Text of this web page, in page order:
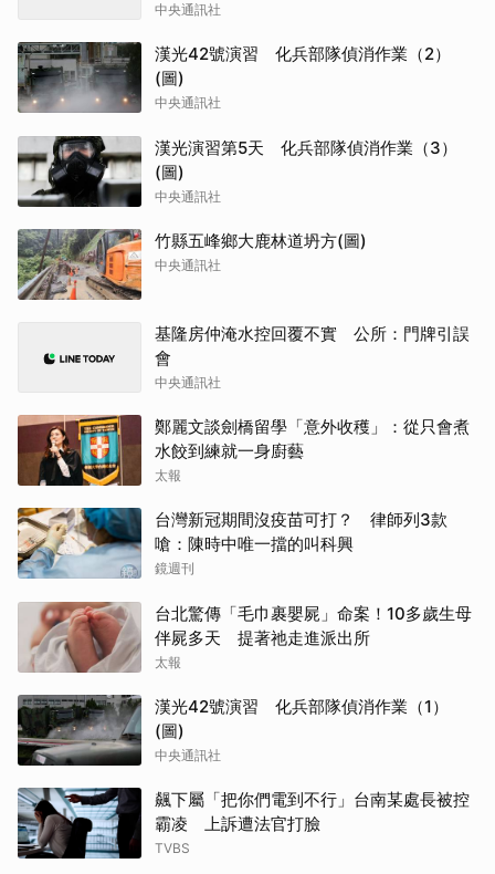
中央通訊社
漢光42號演習 化兵部隊偵消作業（2）
(圖)
中央通訊社
漢光演習第5天 化兵部隊偵消作業（3）
(圖)
中央通訊社
竹縣五峰鄉大鹿林道坍方(圖)
中央通訊社
基隆房仲淹水控回覆不實 公所：門牌引誤
會
中央通訊社
鄭麗文談劍橋留學「意外收穫」：從只會煮
水餃到練就一身廚藝
太報
台灣新冠期間沒疫苗可打？ 律師列3款
嗆：陳時中唯一擋的叫科興
鏡週刊
台北驚傳「毛巾裹嬰屍」命案！10多歲生母
伴屍多天 提著祂走進派出所
太報
漢光42號演習 化兵部隊偵消作業（1）
(圖)
中央通訊社
飆下屬「把你們電到不行」台南某處長被控
霸凌 上訴遭法官打臉
TVBS